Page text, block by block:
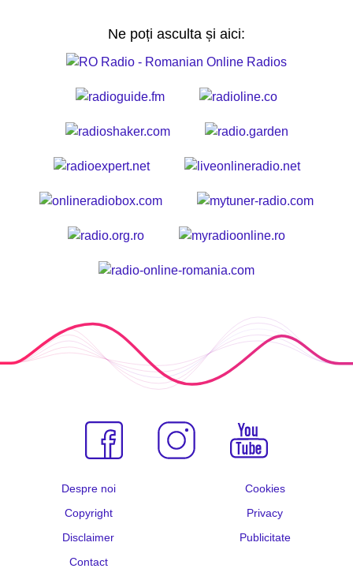
Ne poți asculta și aici:
Despre noi
Cookies
Copyright
Privacy
Disclaimer
Publicitate
Contact